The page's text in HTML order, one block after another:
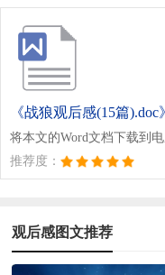
《战狼观后感(15篇).doc》
将本文的Word文档下载到
推荐度：
观后感图文推荐